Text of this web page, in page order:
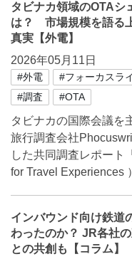
タビナカ領域のOTAシ
は？ 市場規模を語る
真実【外電】
2026年05月11日
#外電 #フォーカスラ
#調査
#OTA
タビナカの国際会議を
旅行調査会社
した共同調査レポート
for Travel Experiences
インバウンド向け鉄道
わったのか？ JR各社
との共創も【コラム】